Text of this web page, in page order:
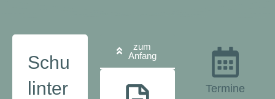
zum
Anfang
Schu
linter
Termine